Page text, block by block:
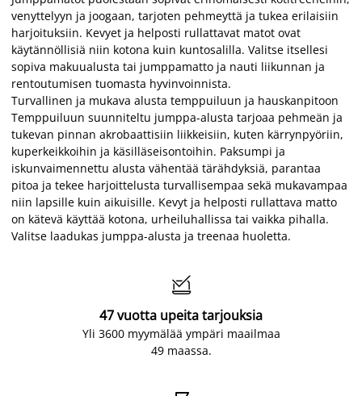
venyttelyyn ja joogaan, tarjoten pehmeyttä ja tukea erilaisiin
harjoituksiin. Kevyet ja helposti rullattavat matot ovat
käytännöllisiä niin kotona kuin kuntosalilla. Valitse itsellesi
sopiva makuualusta tai jumppamatto ja nauti liikunnan ja
rentoutumisen tuomasta hyvinvoinnista.
Turvallinen ja mukava alusta temppuiluun ja hauskanpitoon
Temppuiluun suunniteltu jumppa-alusta tarjoaa pehmeän ja
tukevan pinnan akrobaattisiin liikkeisiin, kuten kärrynpyöriin,
kuperkeikkoihin ja käsilläseisontoihin. Paksumpi ja
iskunvaimennettu alusta vähentää tärähdyksiä, parantaa
pitoa ja tekee harjoittelusta turvallisempaa sekä mukavampaa
niin lapsille kuin aikuisille. Kevyt ja helposti rullattava matto
on kätevä käyttää kotona, urheiluhallissa tai vaikka pihalla.
Valitse laadukas jumppa-alusta ja treenaa huoletta.

47 vuotta upeita tarjouksia
Yli 3600 myymälää ympäri maailmaa
49 maassa.